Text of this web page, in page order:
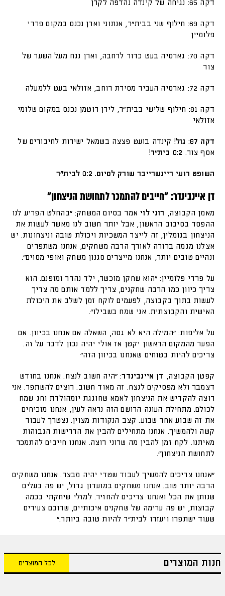
דקה 65: נגיחה של קינדה נהדפה לקרן
דקה 69: חילוף שני בבית"ר, אנתוני וארן נכנס במקום פרדי
פלומיין
דקה 70: גארסיה בעט כדור לרחבה, וארן נגח מעל השער של
צור
דקה 72: גארסיה העביר מסירת רוחב, אזולאי בעט ללמעלה
דקה 81: חילוף שלישי בבית"ר, לירן רוטמן נכנס במקום שלומי
אזולאי
דקה 87: גול!
קינדה בועט פצצה בשמאל ישירות לחיבורים של
אסף צור. 0:2 בית״ר!
השופט רועי ריינשרייבר שורק לסיום. 0:2 לבית"ר
דן איינבינדר: "חייבים להתמכר לתחושת הניצחון"
מאמן הקבוצה, רוני לויאמר בסיום המשחק: "בהחלט הפריע לנו
ההפסד בסיבוב הראשון, אבל יותר חשוב לנו מאשר לעשות את
הניצחון בגומלין, זה לייצר המשכיות ויכולת טובה וניצחונות. יש
אצלנו מגמה ברורה לאורך הרבה משחקים, אנחנו משתפרים
ונהיים טובים יותר, אנחנו מייצרים סגנון משחק ואופי מסוים".
על פרדי פלומיין: "הוא שחקן מוכשר, ילד נהדר ומופנם. הוא
צריך כיוון כמו הרבה שחקנים, צריך ללמד אותם מה צריך
לעשות בתוך בקבוצה, לפעמים לוקח זמן לשלב את היכולת
האישית והקבוצתית. אני שמח בשבילו".
על אליפות: "המילה היא לא גסה, השאלה אם אנחנו בכיוון. אם
הפער מהמקום הראשון יקטן אז אולי יהיה נכון לדבר על זה.
צריכים להיות בטוחים שאנחנו בכיוון הזה"
קפטן הקבוצה, דן איינבינדר: "היה חשוב לנצח. אנחנו בחודש
דצמבר ולא מפסיקים לנצח. זה מאוד חשוב. רוצים להשתפר. אני
רוצה להקדיש את הניצחון לאמא שחוגגת יומהולדת וחג שמח
לכולם. מתחילת העונה הרושם הזה נראה לעין, אנחנו מוכיחים
את זה שבוע אחר שבוע. קצב הנקודות מצוין. נצטרך לעבוד
קשה ולהמשיך. אנחנו מתחילים להבין את הדרישות הגבוהות
מאיתנו. לקח זמן להבין מה שרוני רוצה. אנחנו חייבים להתמכר
לתחושת הניצחון".
"אנחנו צריכים להמשיך לעבוד שטדי יהיה מבצר. אנחנו משחקים
הרבה יותר טוב. אנחנו משחקים במועדון גדול, יש פה בעלים
שנותן את הכל ואנחנו צריכים להחזיר. למזלי שיחקתי בכמה
קבוצות, יש פה ערימה של שחקנים איכותיים, שרובם צעירים
שעוד ישתפרו ויעזרו לבית"ר להיות טובה ביותר."
חנות המוצרים לכל המוצרים